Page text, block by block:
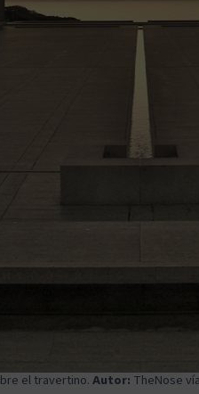
el travertino.Autor: TheNosevía